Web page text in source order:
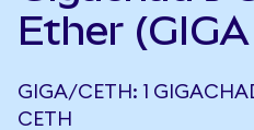
Ether
GIGA/CETH: 1
CETH